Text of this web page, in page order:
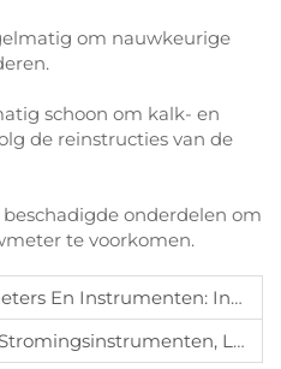
om nauwkeurige
schoon om kalk- en
de reinstructies van de
onderdelen om
te voorkomen.
Inzicht In Types En Toepassingsvereisten
Van Oplossingen Voor Het Meten En Regelen Van Afvalwaterstroming